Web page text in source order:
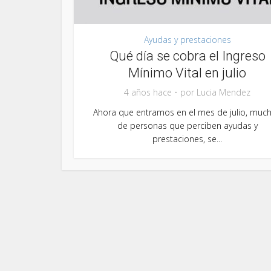
Ayudas y prestaciones
Qué día se cobra el Ingreso
Mínimo Vital en julio
4 años hace por Lucia Mendez
Ahora que entramos en el mes de julio,
de personas que perciben ayudas y
prestaciones, se...